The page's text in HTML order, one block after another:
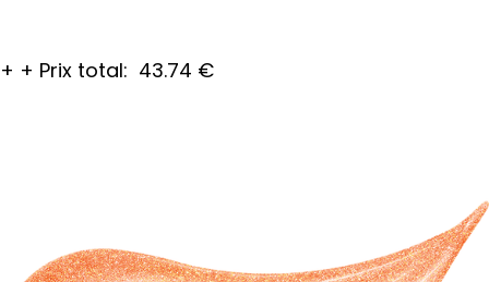
+ + Prix total: 43.74 €